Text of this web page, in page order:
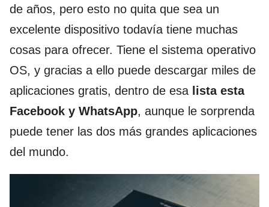
de años, pero esto no quita que sea un
excelente dispositivo todavía tiene muchas
cosas para ofrecer. Tiene el sistema operativo
OS, y gracias a ello puede descargar miles de
aplicaciones gratis, dentro de esa lista esta
Facebook y WhatsApp, aunque le sorprenda
puede tener las dos más grandes aplicaciones
del mundo.